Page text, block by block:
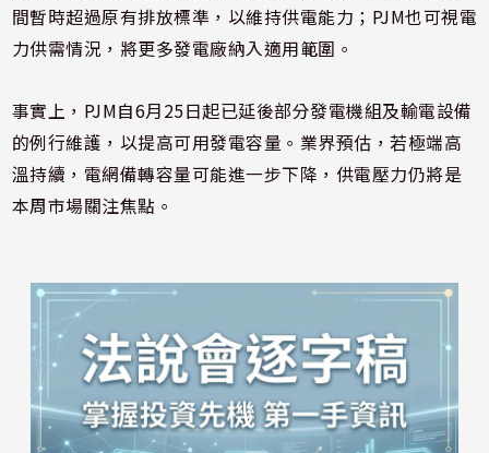
間暫時超過原有排放標準，以維持供電能力；PJM也可視電
力供需情況，將更多發電廠納入適用範圍。
事實上，PJM自6月25日起已延後部分發電機組及輸電設備
的例行維護，以提高可用發電容量。業界預估，若極端高
溫持續，電網備轉容量可能進一步下降，供電壓力仍將是
本周市場關注焦點。